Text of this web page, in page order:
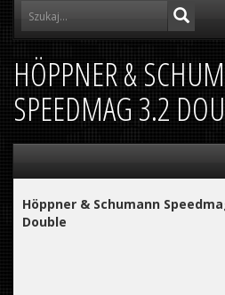
HÖPPNER &
SPEEDMAG 3.2
Höppner & Schumann
Double